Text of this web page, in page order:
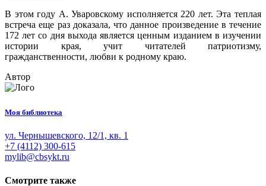
В этом году А. Уваровскому исполняется 220 лет. Эта теплая
встреча еще раз доказала, что данное произведение в течение
172 лет со дня выхода является ценным изданием в изучении
истории края, учит читателей патриотизму,
гражданственности, любви к родному краю.
Автор
Моя библиотека
ул. Чернышевского, 12/1, кв. 1
+7 (4112) 300-615
mylib@cbsykt.ru
Смотрите также